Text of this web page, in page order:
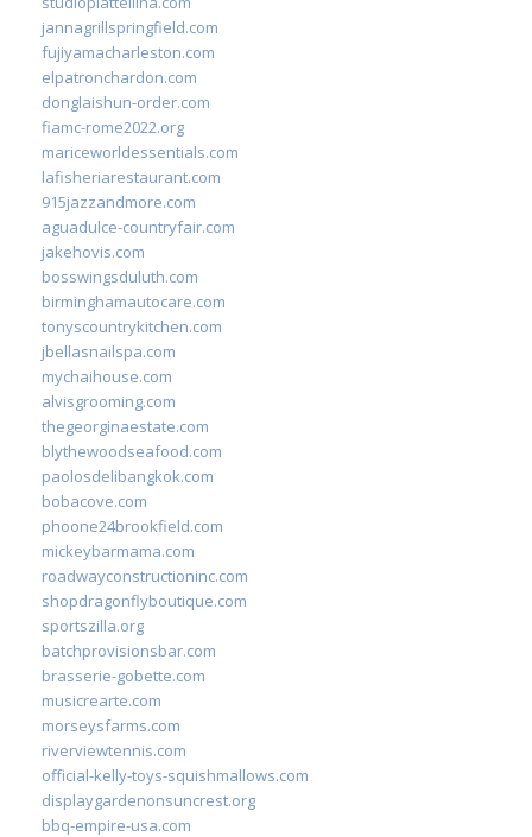
jannagrillspringfield.com
fujiyamacharleston.com
elpatronchardon.com
donglaishun-order.com
fiamc-rome2022.org
mariceworldessentials.com
lafisheriarestaurant.com
915jazzandmore.com
aguadulce-countryfair.com
jakehovis.com
bosswingsduluth.com
birminghamautocare.com
tonyscountrykitchen.com
jbellasnailspa.com
mychaihouse.com
alvisgrooming.com
thegeorginaestate.com
blythewoodseafood.com
paolosdelibangkok.com
bobacove.com
phoone24brookfield.com
mickeybarmama.com
roadwayconstructioninc.com
shopdragonflyboutique.com
sportszilla.org
batchprovisionsbar.com
brasserie-gobette.com
musicrearte.com
morseysfarms.com
riverviewtennis.com
official-kelly-toys-squishmallows.com
displaygardenonsuncrest.org
bbq-empire-usa.com